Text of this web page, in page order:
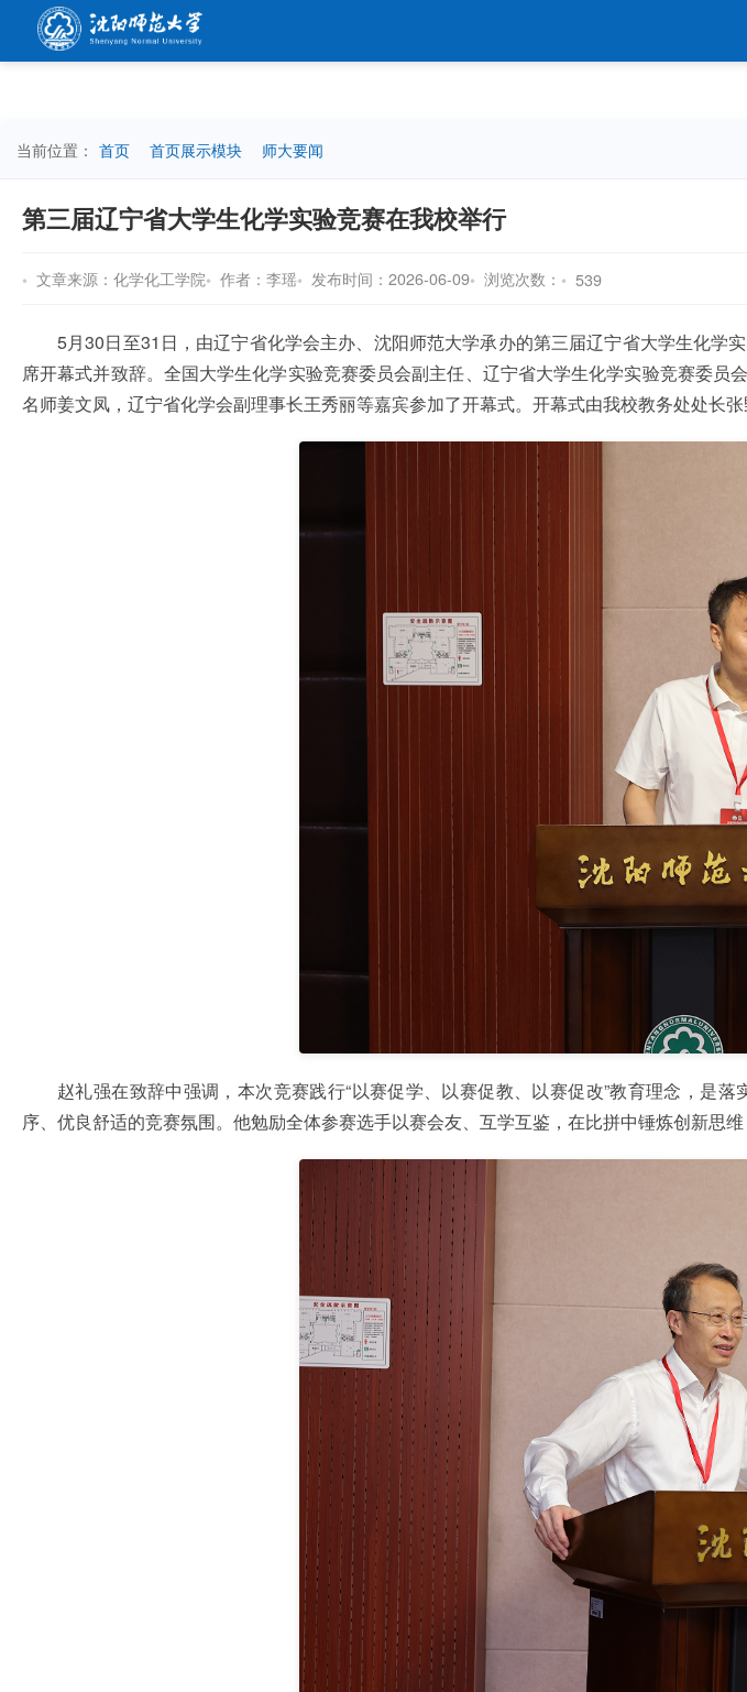
当前位置： 首页 首页展示模块 师大要闻
第三届辽宁省大学生化学实验竞赛在我校举行
文章来源：化学化工学院 作者：李瑶 发布时间：2026-06-09 浏览次数： 539
5月30日至31日，由辽宁省化学会主办、沈阳师范大学承办的第三届辽宁省大学生化
席开幕式并致辞。全国大学生化学实验竞赛委员会副主任、辽宁省大学生化学实验竞赛委
名师姜文凤，辽宁省化学会副理事长王秀丽等嘉宾参加了开幕式。开幕式由我校教务处处长张
赵礼强在致辞中强调，本次竞赛践行“以赛促学、以赛促教、以赛促改”教育理念，是
序、优良舒适的竞赛氛围。他勉励全体参赛选手以赛会友、互学互鉴，在比拼中锤炼创新思维